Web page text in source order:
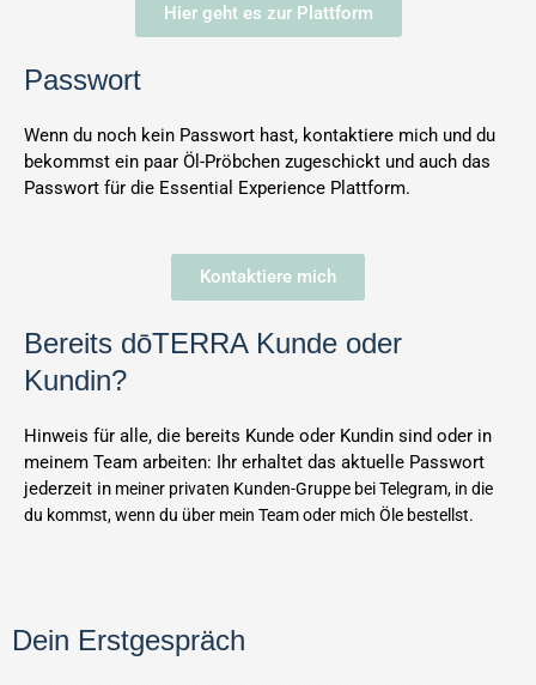
Hier geht es zur Plattform
Passwort
Wenn du noch kein Passwort hast, kontaktiere mich und du
bekommst ein paar Öl-Pröbchen zugeschickt und auch das
Passwort für die Essential Experience Plattform.
Kontaktiere mich
Bereits dōTERRA Kunde oder
Kundin?
Hinweis für alle, die bereits Kunde oder Kundin sind oder in
meinem Team arbeiten: Ihr erhaltet das aktuelle Passwort
jederzeit in meiner privaten Kunden-Gruppe bei Telegram, in die
du kommst, wenn du über mein Team oder mich Öle bestellst.
Dein Erstgespräch